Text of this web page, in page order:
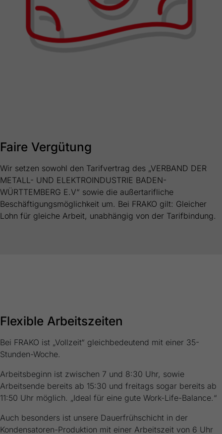
Faire Vergütung
Wir setzen sowohl den Tarifvertrag des „VERBAND DER
METALL- UND ELEKTROINDUSTRIE BADEN-
WÜRTTEMBERG E.V“ sowie die außertarifliche
Beschäftigungsmöglichkeit um. Bei FRAKO gilt: Gleicher
Lohn für gleiche Arbeit, unabhängig von der Tarifbindung.
Flexible Arbeitszeiten
Bei FRAKO ist „Vollzeit“ gleichbedeutend mit einer 35-
Stunden-Woche.
Arbeitsbeginn ist zwischen 7 und 8:30 Uhr, sowie
Arbeitsende bereits ab 15:30 und freitags sogar bereits ab
11:50 Uhr möglich. „Ideal für eine gute Work-Life-Balance.“
Auch besonders ist unsere Dauerfrühschicht in der
Kondensatoren-Produktion mit einer Arbeitszeit von 6 Uhr